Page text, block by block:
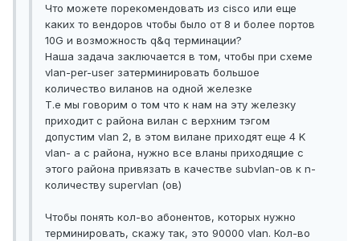
Что можете порекомендовать из cisco или еще
каких то вендоров чтобы было от 8 и более портов
10G и возможность q&q терминации?
Наша задача заключается в том, чтобы при схеме
vlan-per-user затерминировать большое
количество виланов на одной железке
Т.е мы говорим о том что к нам на эту железку
приходит с района вилан с верхним тэгом
допустим vlan 2, в этом вилане приходят еще 4 K
vlan- a с района, нужно все вланы приходящие с
этого района привязать в качестве subvlan-ов к n-
количеству supervlan (ов)
Чтобы понять кол-во абонентов, которых нужно
терминировать, скажу так, это 90000 vlan. Кол-во